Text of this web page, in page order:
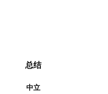
总结
中立